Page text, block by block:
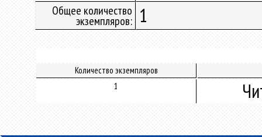
Общее количество
экземпляров: 1
Количество экземпляров
1